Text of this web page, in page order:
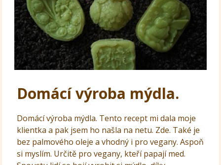
Domácí výroba mýdla.
Domácí výroba mýdla. Tento recept mi dala moje
klientka a pak jsem ho našla na netu. Zde. Také je
bez palmového oleje a vhodný i pro vegany. Aspoň
si myslím. Určitě pro vegany, kteří papají med.